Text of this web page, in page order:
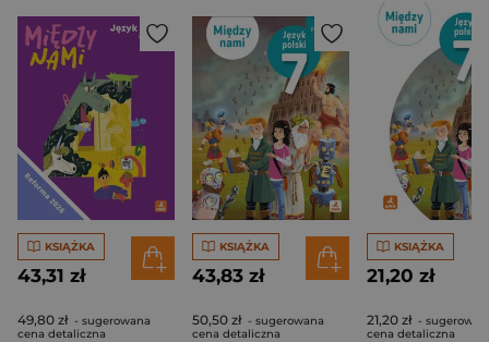
KSIĄŻKA
43,31 zł
49,80 zł - sugerowana
cena detaliczna
KSIĄŻKA
43,83 zł
50,50 zł - sugerowana
cena detaliczna
KSIĄŻKA
21,20 zł
21,20 zł -
cena detaliczna